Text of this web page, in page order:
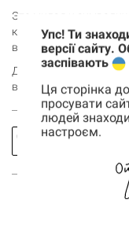
Это милая и
которая напоминает:
важное — что вы
Добавляй открытку в
важными словами.
Заказать
Упс! Ти
версії сайту.
заспівають
Ця сторінка
просувати
людей
настроєм.